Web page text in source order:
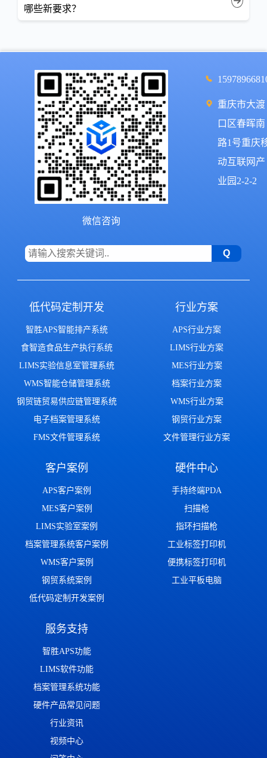
哪些新要求？
微信咨询
重庆市大渡
口区春晖南
路1号重庆
动互联网产
业园2-2-2
低代码定制开发
智胜APS智能排产系统
食智造食品生产执行系统
LIMS实验信息室管理系统
WMS智能仓储管理系统
钢贸链贸易供应链管理系统
电子档案管理系统
FMS文件管理系统
行业方案
APS行业方案
LIMS行业方案
MES行业方案
档案行业方案
WMS行业方案
钢贸行业方案
文件管理行业方案
客户案例
APS客户案例
MES客户案例
LIMS实验室案例
档案管理系统客户案例
WMS客户案例
钢贸系统案例
低代码定制开发案例
硬件中心
手持终端PDA
扫描枪
指环扫描枪
工业标签打印机
便携标签打印机
工业平板电脑
服务支持
智胜APS功能
LIMS软件功能
档案管理系统功能
硬件产品常见问题
行业资讯
视频中心